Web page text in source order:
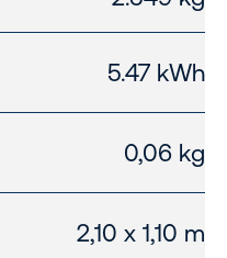
5.47 kWh
0,06 kg
2,10 x 1,10 m